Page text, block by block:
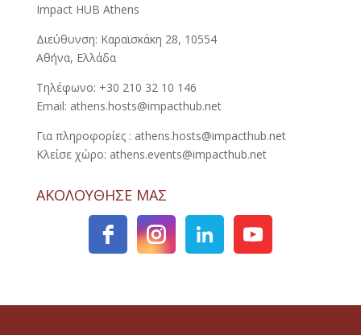
Impact HUB Athens
Διεύθυνση: Καραϊσκάκη 28, 10554
Αθήνα, Ελλάδα
Τηλέφωνο: +30 210 32 10 146
Email: athens.hosts@impacthub.net
Για πληροφορίες : athens.hosts@impacthub.net
Κλείσε χώρο: athens.events@impacthub.net
ΑΚΟΛΟΥΘΗΣΕ ΜΑΣ